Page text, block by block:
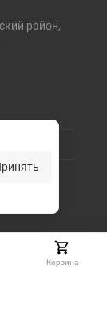
район,
Корзина